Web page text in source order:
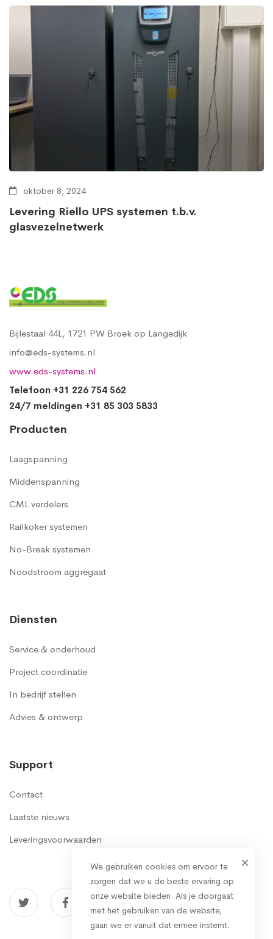
oktober 8, 2024
Levering Riello UPS systemen t.b.v.
glasvezelnetwerk
Bijlestaal 44L, 1721 PW Broek op Langedijk
info@eds-systems.nl
www.eds-systems.nl
Telefoon +31 226 754 562
24/7 meldingen +31 85 303 5833
Producten
Laagspanning
Middenspanning
CML verdelers
Railkoker systemen
No-Break systemen
Noodstroom aggregaat
Diensten
Service & onderhoud
Project coordinatie
In bedrijf stellen
Advies & ontwerp
Support
Contact
Laatste nieuws
Leveringsvoorwaarden
We gebruiken cookies om ervoor te
zorgen dat we u de beste ervaring op
onze website bieden. Als je doorgaat
met het gebruiken van de website,
gaan we er vanuit dat ermee instemt.